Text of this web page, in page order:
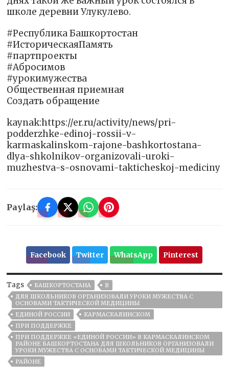
школе деревни Улукулево.
#Республика Башкортостан
#ИсторическаяПамять
#партпроекты
#Абросимов
#урокимужества
Общественная приемная
Создать обращение
kaynak:https://er.ru/activity/news/pri-
podderzhke-edinoj-rossii-v-
karmaskalinskom-rajone-bashkortostana-
dlya-shkolnikov-organizovali-uroki-
muzhestva-s-osnovami-takticheskoj-mediciny
Paylaş:
Facebook Twitter WhatsApp Pinterest
Tags БАШКОРТОСТАНА
В
ДЛЯ ШКОЛЬНИКОВ ОРГАНИЗОВАЛИ УРОКИ МУЖЕСТВА С
ОСНОВАМИ ТАКТИЧЕСКОЙ МЕДИЦИНЫ
ЕДИНОЙ РОССИИ
КАРМАСКАЛИНСКОМ
ПРИ ПОДДЕРЖКЕ
ПРИ ПОДДЕРЖКЕ «ЕДИНОЙ РОССИИ» В КАРМАСКАЛИНСКОМ
РАЙОНЕ БАШКОРТОСТАНА ДЛЯ ШКОЛЬНИКОВ ОРГАНИЗОВАЛИ
УРОКИ МУЖЕСТВА С ОСНОВАМИ ТАКТИЧЕСКОЙ МЕДИЦИНЫ
РАЙОНЕ